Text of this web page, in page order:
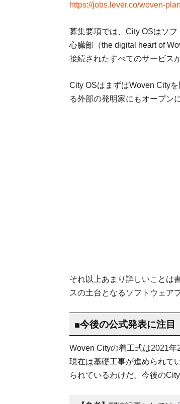
https://jobs.lever.co/woven-
募集要項では、City OSはソ
心臓部（the digital heart of
接続されたすべてのサービス
City OSはまずはWoven City
る外部の発明家にもオープン
それ以上あまり詳しいことは
スの土台となるソフトウェア
■今後の公式発表に注目
Woven Cityの着工式は2021年
現在は基礎工事が進められて
られているわけだ。今後の